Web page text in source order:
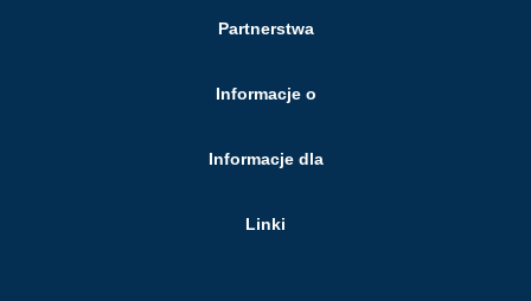
Partnerstwa
Informacje o
Informacje dla
Linki